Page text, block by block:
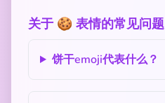
关于 🍪 表情的常见问题
饼干emoji代表什么？